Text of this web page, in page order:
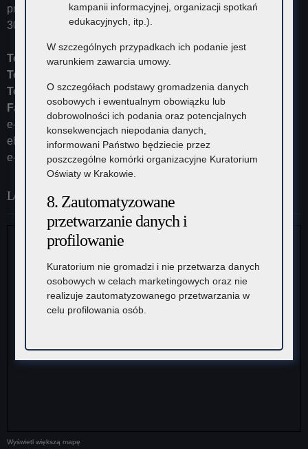
przyjmuje ul. Kazimierza Morawskiego 5,
30-102 Kraków
Tel:
12 448-11-10
Tel:
Tel:
12 448-11-20
Fax:
12 448-11-62
e-mail:
kurator@kuratorium.krakow.pl
ePUAP (adres skrytki): /KOKrakow/skrytka
e-Doręczenia: AE:PL-23387-37626-IRHSW-19
Lokalizacja
Wyświetl większą mapę
kampanii informacyjnej, organizacji spotkań
edukacyjnych, itp.).
W szczególnych przypadkach ich podanie jest
warunkiem zawarcia umowy.
O szczegółach podstawy gromadzenia danych
osobowych i ewentualnym obowiązku lub
dobrowolności ich podania oraz potencjalnych
konsekwencjach niepodania danych,
informowani Państwo będziecie przez
poszczególne komórki organizacyjne Kuratorium
Oświaty w Krakowie.
8. Zautomatyzowane
przetwarzanie danych i
profilowanie
Kuratorium nie gromadzi i nie przetwarza danych
osobowych w celach marketingowych oraz nie
realizuje zautomatyzowanego przetwarzania w
celu profilowania osób.